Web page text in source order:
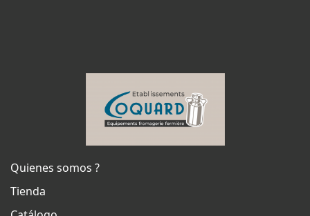
Quienes somos ?
Tienda